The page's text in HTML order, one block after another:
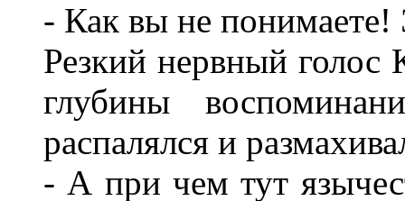
- Как вы не понимаете!
Резкий нервный голос
глубины
распалялся и
- А при чем тут